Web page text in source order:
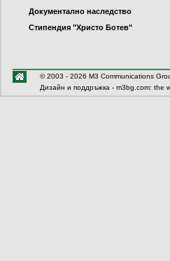
Документално наследство
Стипендия "Христо Ботев"
© 2003 - 2026 M3 Communications
Дизайн и поддръжка - m3bg.com: the